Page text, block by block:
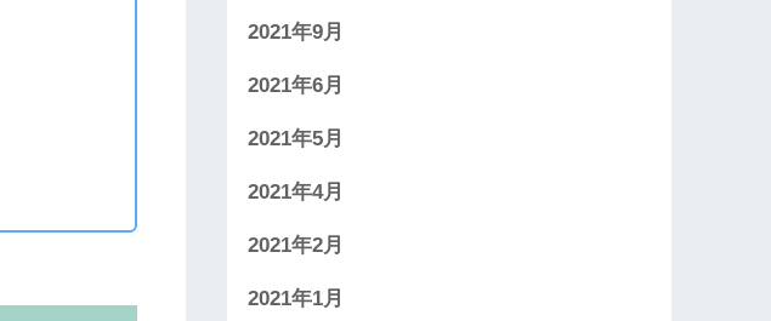
2021年9月
2021年6月
2021年5月
2021年4月
2021年2月
2021年1月